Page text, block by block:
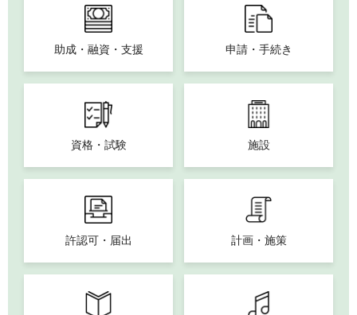
助成・融資・支援 申請・手続き
資格・試験 施設
許認可・届出 計画・施策